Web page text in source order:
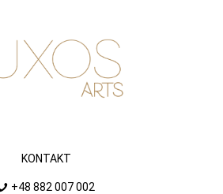
KONTAKT
+48 882 007 002